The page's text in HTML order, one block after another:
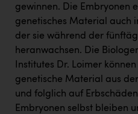
SCHMACHTL GmbH
Schwingshandl -
Seher + Partner
Smurfit Westrock Nettingsdorf
TCL
gewinnen. Die Embryonen
genetisches Material auch
der sie während der
heranwachsen. Die
Institutes Dr. Loimer
genetische Material aus
und folglich auf
Embryonen selbst bleiben